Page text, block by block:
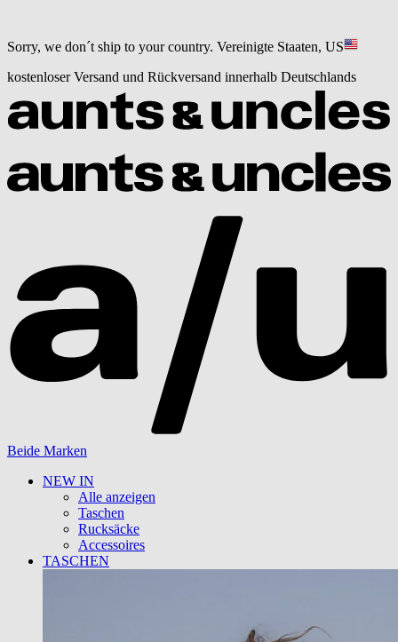
Sorry, we don´t ship to your country. Vereinigte Staaten, US
kostenloser Versand und Rückversand innerhalb Deutschlands
Beide Marken
NEW IN
Alle anzeigen
Taschen
Rucksäcke
Accessoires
TASCHEN